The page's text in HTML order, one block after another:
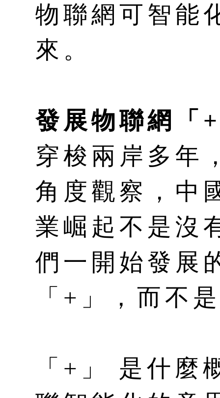
物聯網可智能
來。
發展物聯網「
穿梭兩岸多年
角度觀察，中
業崛起不是沒
們一開始發展
「+」，而不
「+」 是什麼